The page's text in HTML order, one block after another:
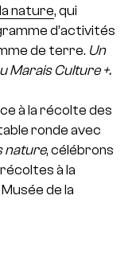
nature, qui
d’activités
de terre. Un
Marais Culture +.
à la récolte des
ronde avec
nature, célébrons
à la
de la